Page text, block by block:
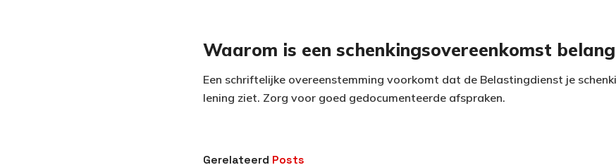
Waarom is een schenkingsovereenkomst
Een schriftelijke overeenstemming voorkomt dat de Belastingdienst je
lening ziet. Zorg voor goed gedocumenteerde afspraken.
Gerelateerd Posts